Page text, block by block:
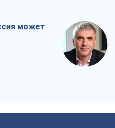
может